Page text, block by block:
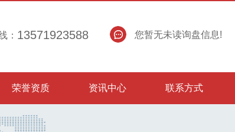
您暂无未读询盘信息!
： 13571923588
荣誉资质 资讯中心 联系方式